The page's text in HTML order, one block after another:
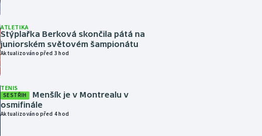
ATLETIKA
Stýplařka Berková skončila pátá na
juniorském světovém šampionátu
Aktualizováno před 3 hod
TENIS
SESTŘIH
Menšík je v Montrealu v
osmifinále
Aktualizováno před 4 hod